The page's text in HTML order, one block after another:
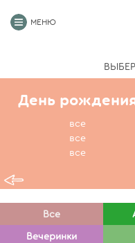
МЕНЮ
День
все
все
все
Все
Вечеринки